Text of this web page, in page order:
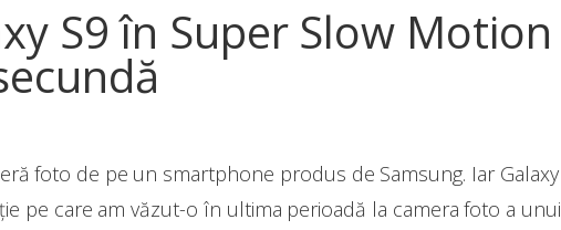
S9 în Super Slow Motion
foto de pe un smartphone produs de Samsung. Iar Galaxy
pe care am văzut-o în ultima perioadă la camera foto a unui